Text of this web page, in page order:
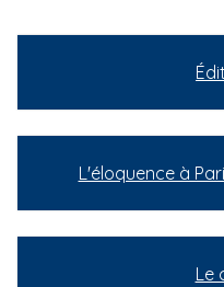
L'éloquence à
Le